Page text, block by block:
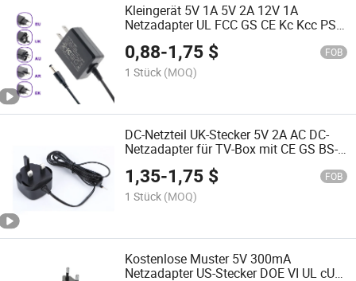
Kleingerät 5V 1A 5V 2A 12V 1A
Netzadapter UL FCC GS CE Kc Kcc PSE
SAA C-Tick Netzteil Kostenlose Muster
0,88-1,75 $ FOB
1 Stück (MOQ)
DC-Netzteil UK-Stecker 5V 2A AC DC-
Netzadapter für TV-Box mit CE GS BS-
Zertifikat für Europa Kostenlose Muster
1,35-1,75 $ FOB
1 Stück (MOQ)
Kostenlose Muster 5V 300mA
Netzadapter US-Stecker DOE VI UL cUL